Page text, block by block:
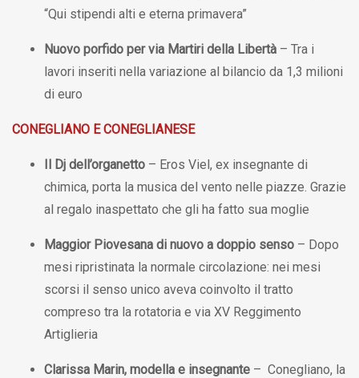
“Qui stipendi alti e eterna primavera”
Nuovo porfido per via Martiri della Libertà – Tra i
lavori inseriti nella variazione al bilancio da 1,3 milioni
di euro
CONEGLIANO E CONEGLIANESE
Il Dj dell’organetto – Eros Viel, ex insegnante di
chimica, porta la musica del vento nelle piazze. Grazie
al regalo inaspettato che gli ha fatto sua moglie
Maggior Piovesana di nuovo a doppio senso – Dopo
mesi ripristinata la normale circolazione: nei mesi
scorsi il senso unico aveva coinvolto il tratto
compreso tra la rotatoria e via XV Reggimento
Artiglieria
Clarissa Marin, modella e insegnante – Conegliano, la